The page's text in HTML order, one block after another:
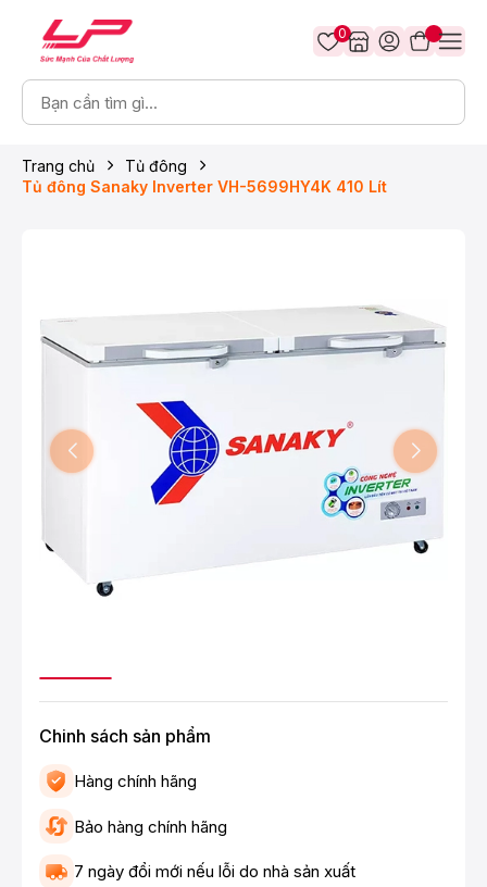
0
Trang chủ
Tủ đông
Tủ đông Sanaky Inverter VH-5699HY4K 410 Lít
Chinh sách sản phẩm
Hàng chính hãng
Bảo hàng chính hãng
7 ngày đổi mới nếu lỗi do nhà sản xuất